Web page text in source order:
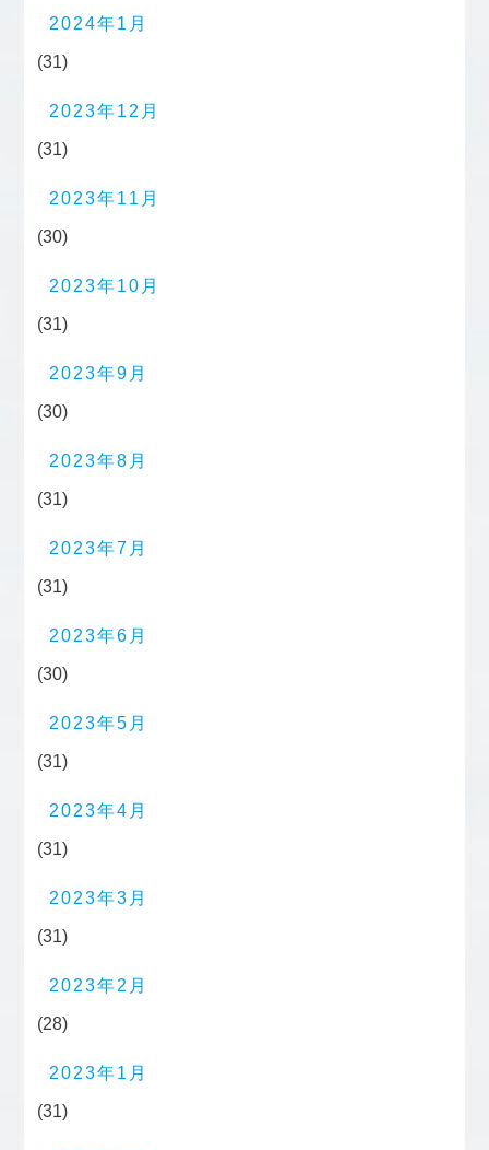
2024年1月
(31)
2023年12月
(31)
2023年11月
(30)
2023年10月
(31)
2023年9月
(30)
2023年8月
(31)
2023年7月
(31)
2023年6月
(30)
2023年5月
(31)
2023年4月
(31)
2023年3月
(31)
2023年2月
(28)
2023年1月
(31)